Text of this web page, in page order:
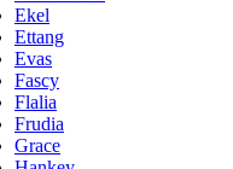
Ekel
Ettang
Evas
Fascy
Flalia
Frudia
Grace